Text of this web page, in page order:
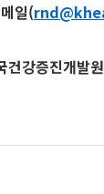
일(
건강증진개발